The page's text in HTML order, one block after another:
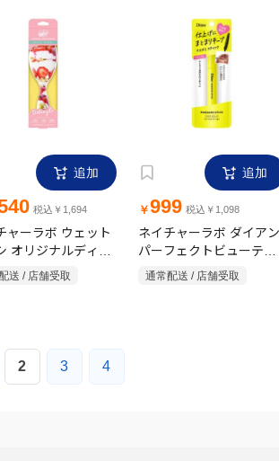
追加
税込￥1,694
ャーラボ ウェット
オリジナルディタ
送 / 店舗受取
追加
￥999 税込￥1,098
ネイチャーラボ ダイアン
パーフェクトビューティ
ナチュラル
通常配送 / 店舗受取
2 3 4